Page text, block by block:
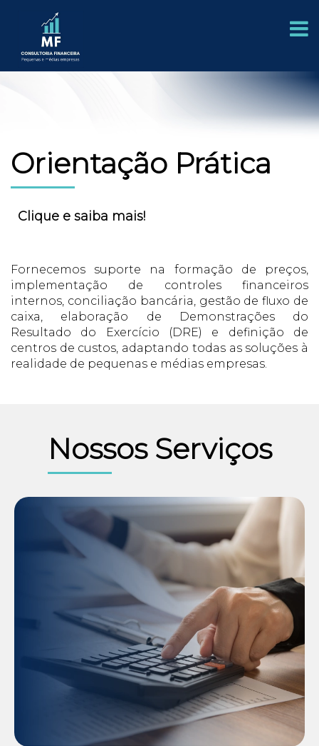
Orientação Prática
Clique e saiba mais!
Fornecemos suporte na formação de preços,
implementação de controles financeiros
internos, conciliação bancária, gestão de fluxo de
caixa, elaboração de Demonstrações do
Resultado do Exercício (DRE) e definição de
centros de custos, adaptando todas as soluções à
realidade de pequenas e médias empresas.
Nossos Serviços